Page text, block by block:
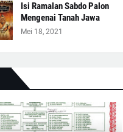
Isi Ramalan Sabdo Palon
Mengenai Tanah Jawa
Mei 18, 2021